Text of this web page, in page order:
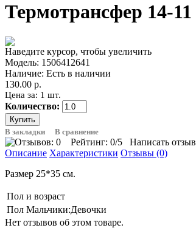
Термотрансфер 14-11
Наведите курсор, чтобы увеличить
Модель: 1506412641
Наличие: Есть в наличии
130.00 р.
Цена за: 1 шт.
Количество:
В закладки В сравнение
Рейтинг: 0/5
Написать отзыв
Описание Характеристики Отзывы (0)
Размер 25*35 см.
Пол и возраст
Пол Мальчики:Девочки
Нет отзывов об этом товаре.